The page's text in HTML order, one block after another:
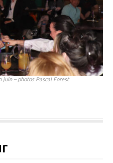
juin – photos Pascal Forest